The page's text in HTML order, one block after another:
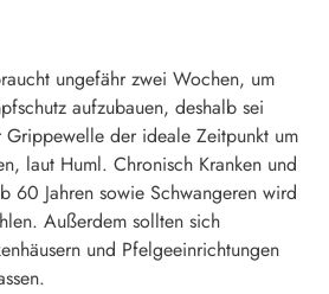
ungefähr zwei Wochen, um
aufzubauen, deshalb sei
Grippewelle der ideale Zeitpunkt um
laut Huml. Chronisch Kranken und
60 Jahren sowie Schwangeren wird
Außerdem sollten sich
und Pfelgeeinrichtungen